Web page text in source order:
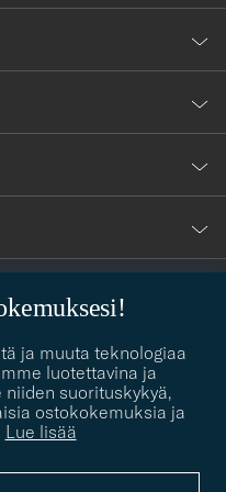
ja muuta teknologiaa
luotettavina ja
suorituskykyä,
ostokokemuksia ja
Lue lisää
Me autamme sinua